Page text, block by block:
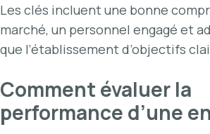
Les clés incluent une bonne
marché, un personnel engagé et
que l’établissement d’objectifs
Comment évaluer la
performance d’une